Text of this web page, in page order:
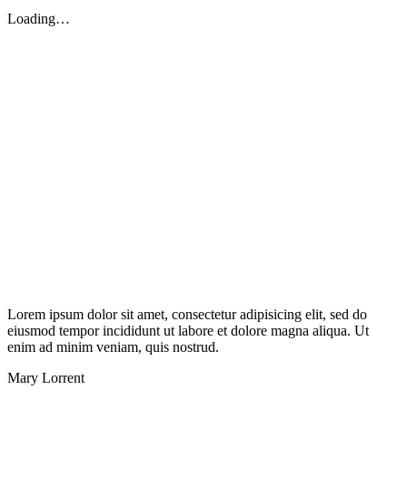
Loading…
Lorem ipsum dolor sit amet, consectetur adipisicing elit, sed do
eiusmod tempor incididunt ut labore et dolore magna aliqua. Ut
enim ad minim veniam, quis nostrud.
Mary Lorrent